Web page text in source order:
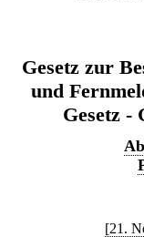
Gesetz zur
und
Gesetz -
[21.